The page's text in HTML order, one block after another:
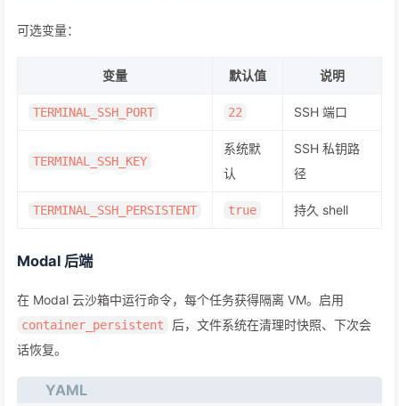
可选变量：
变量 默认值 说明
TERMINAL_SSH_PORT 22 SSH 端口
TERMINAL_SSH_KEY
系统默
认
SSH 私钥路
径
TERMINAL_SSH_PERSISTENT true 持久 shell
Modal 后端
在 Modal 云沙箱中运行命令，每个任务获得隔离 VM。启用
container_persistent
后，文件系统在清理时快照、下次会
话恢复。
YAML